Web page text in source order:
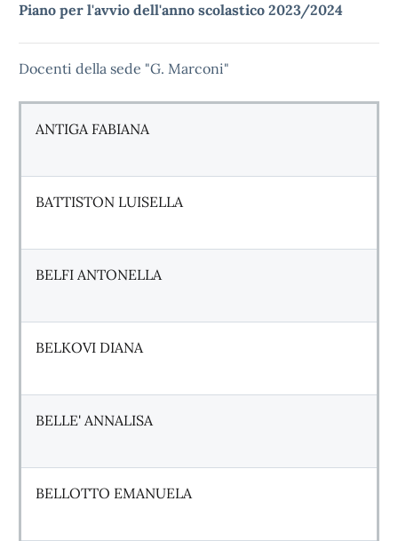
Piano per l'avvio dell'anno scolastico 2023/2024
Docenti della sede "G. Marconi"
ANTIGA FABIANA
BATTISTON LUISELLA
BELFI ANTONELLA
BELKOVI DIANA
BELLE' ANNALISA
BELLOTTO EMANUELA